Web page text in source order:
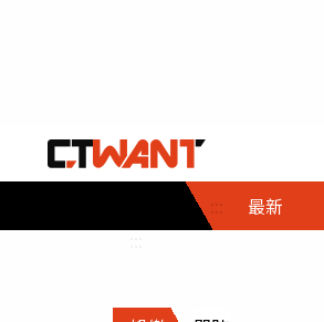
::: 最新
社會首頁
時事
調查
娛樂首頁
即時